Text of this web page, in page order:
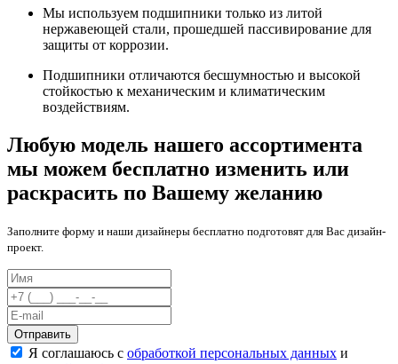
Мы используем подшипники только из литой
нержавеющей стали, прошедшей пассивирование для
защиты от коррозии.
Подшипники отличаются бесшумностью и высокой
стойкостью к механическим и климатическим
воздействиям.
Любую модель нашего ассортимента
мы можем бесплатно изменить или
раскрасить по Вашему желанию
Заполните форму и наши дизайнеры бесплатно подготовят для Вас дизайн-
проект.
Отправить
Я соглашаюсь с обработкой персональных данных и